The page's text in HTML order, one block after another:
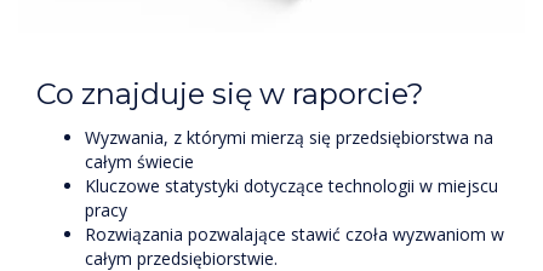
Co znajduje się w raporcie?
Wyzwania, z którymi mierzą się przedsiębiorstwa na
całym świecie
Kluczowe statystyki dotyczące technologii w miejscu
pracy
Rozwiązania pozwalające stawić czoła wyzwaniom w
całym przedsiębiorstwie.